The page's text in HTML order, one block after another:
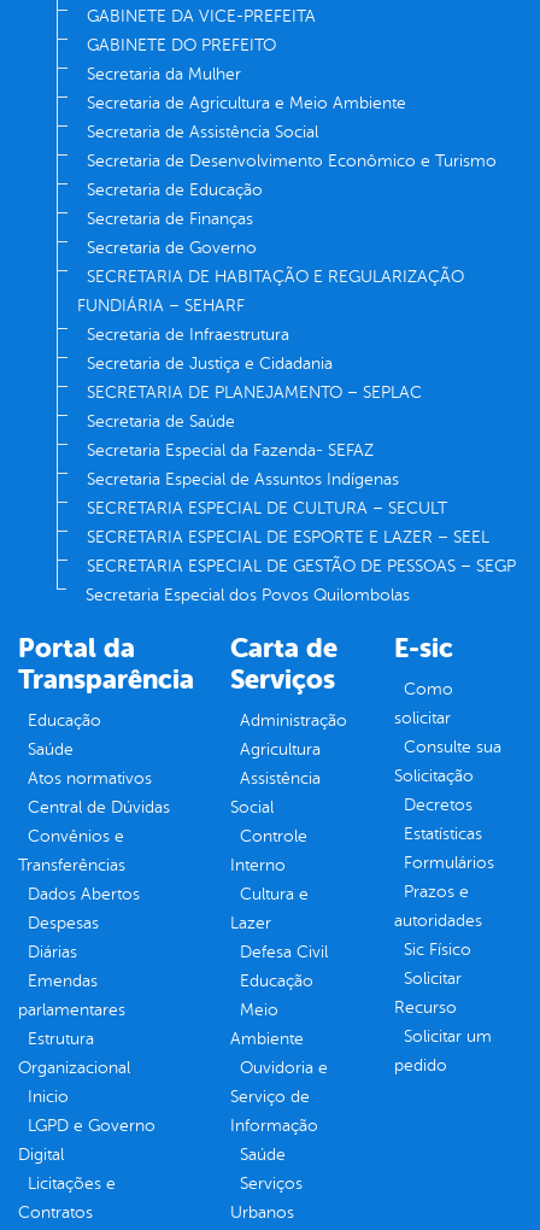
GABINETE DA VICE-PREFEITA
GABINETE DO PREFEITO
Secretaria da Mulher
Secretaria de Agricultura e Meio Ambiente
Secretaria de Assistência Social
Secretaria de Desenvolvimento Econômico e Turismo
Secretaria de Educação
Secretaria de Finanças
Secretaria de Governo
SECRETARIA DE HABITAÇÃO E REGULARIZAÇÃO
FUNDIÁRIA – SEHARF
Secretaria de Infraestrutura
Secretaria de Justiça e Cidadania
SECRETARIA DE PLANEJAMENTO – SEPLAC
Secretaria de Saúde
Secretaria Especial da Fazenda- SEFAZ
Secretaria Especial de Assuntos Indígenas
SECRETARIA ESPECIAL DE CULTURA – SECULT
SECRETARIA ESPECIAL DE ESPORTE E LAZER – SEEL
SECRETARIA ESPECIAL DE GESTÃO DE PESSOAS – SEGP
Secretaria Especial dos Povos Quilombolas
Portal da
Transparência
Educação
Saúde
Atos normativos
Central de Dúvidas
Convênios e
Transferências
Dados Abertos
Despesas
Diárias
Emendas
parlamentares
Estrutura
Organizacional
Inicio
LGPD e Governo
Digital
Licitações e
Contratos
Carta de
Serviços
Administração
Agricultura
Assistência
Social
Controle
Interno
Cultura e
Lazer
Defesa Civil
Educação
Meio
Ambiente
Ouvidoria e
Serviço de
Informação
Saúde
Serviços
Urbanos
E-sic
Como
solicitar
Consulte sua
Solicitação
Decretos
Estatísticas
Formulários
Prazos e
autoridades
Sic Físico
Solicitar
Recurso
Solicitar um
pedido